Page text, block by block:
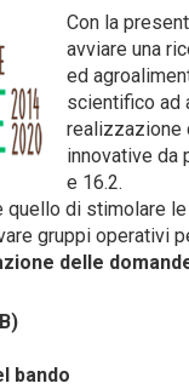
Con la
avviare una
ed
scientifico ad
realizzazione
innovative da
e 16.2.
di stimolare
gruppi operativi
delle
bando